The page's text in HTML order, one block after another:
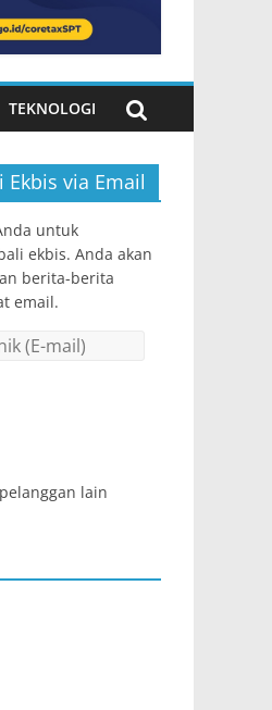
TEKNOLOGI
via Email
untuk
ekbis. Anda akan
berita-berita
email.
lain